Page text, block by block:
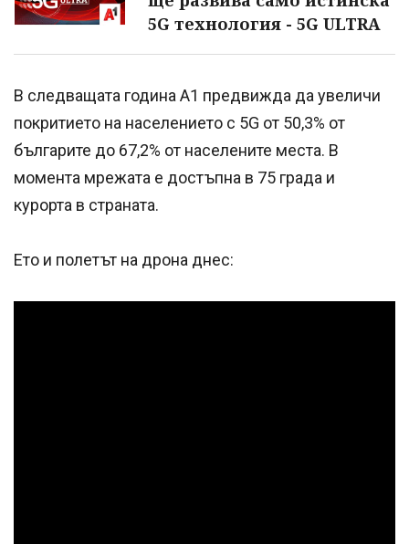
5G технология - 5G ULTRA
В следващата година A1 предвижда да увеличи
покритието на населението с 5G от 50,3% от
българите до 67,2% от населените места. В
момента мрежата е достъпна в 75 града и
курорта в страната.
Ето и полетът на дрона днес: